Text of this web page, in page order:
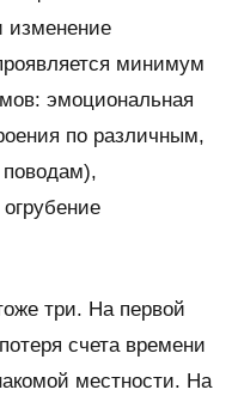
изменение
минимум
эмоциональная
по различным,
три. На первой
счета времени
местности. На